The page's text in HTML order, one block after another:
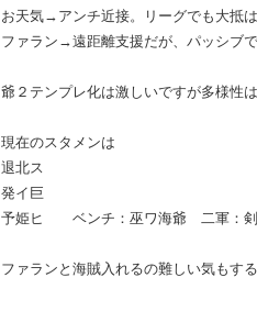
お天気→アンチ近接。リーグでも大抵
ファラン→遠距離支援だが、パッシブ
爺２テンプレ化は激しいですが多様性
現在のスタメンは
退北ス
発イ巨
予姫ヒ ベンチ：巫ワ海爺 二軍：
ファランと海賊入れるの難しい気もす